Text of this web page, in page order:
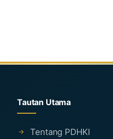
Tautan Utama
Tentang PDHKI